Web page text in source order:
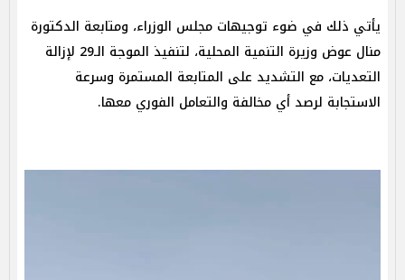
يأتي ذلك في ضوء توجيهات مجلس الوزراء، ومتابعة الدكتورة
منال عوض وزيرة التنمية المحلية، لتنفيذ الموجة الـ29 لإزالة
التعديات، مع التشديد على المتابعة المستمرة وسرعة
الاستجابة لرصد أي مخالفة والتعامل الفوري معها.